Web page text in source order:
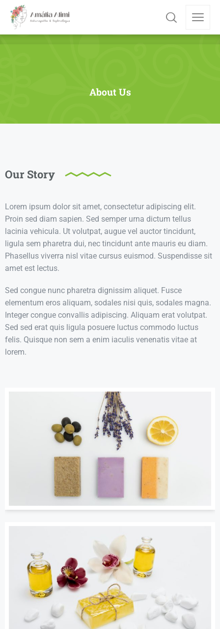
About Us
Our Story
Lorem ipsum dolor sit amet, consectetur adipiscing elit.
Proin sed diam sapien. Sed semper urna dictum tellus
lacinia vehicula. Ut volutpat, augue vel auctor tincidunt,
ligula sem pharetra dui, nec tincidunt ante mauris eu diam.
Phasellus viverra nisl vitae cursus euismod. Suspendisse sit
amet est lectus.
Sed congue nunc pharetra dignissim aliquet. Fusce
elementum eros aliquam, sodales nisi quis, sodales magna.
Integer congue convallis adipiscing. Aliquam erat volutpat.
Sed sed erat quis ligula posuere luctus commodo luctus
felis. Quisque non sem a enim iaculis venenatis vitae at
lorem.